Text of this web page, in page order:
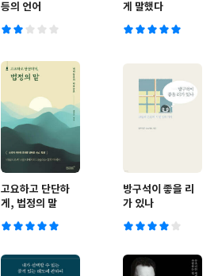
등의 언어
게 말했다
고요하고 단단하
게, 법정의 말
방구석이 좋을 리
가 있나